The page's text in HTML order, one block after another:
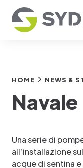
HOME NEWS &
Navale
Una serie di
all’installazione
acque di sentina